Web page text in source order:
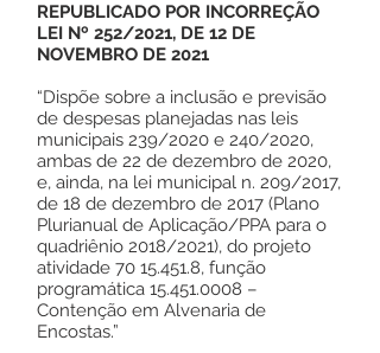
REPUBLICADO POR INCORREÇÃO
LEI Nº 252/2021, DE 12 DE
NOVEMBRO DE 2021
“Dispõe sobre a inclusão e previsão
de despesas planejadas nas leis
municipais 239/2020 e 240/2020,
ambas de 22 de dezembro de 2020,
e, ainda, na lei municipal n. 209/2017,
de 18 de dezembro de 2017 (Plano
Plurianual de Aplicação/PPA para o
quadriênio 2018/2021), do projeto
atividade 70 15.451.8, função
programática 15.451.0008 –
Contenção em Alvenaria de
Encostas.”